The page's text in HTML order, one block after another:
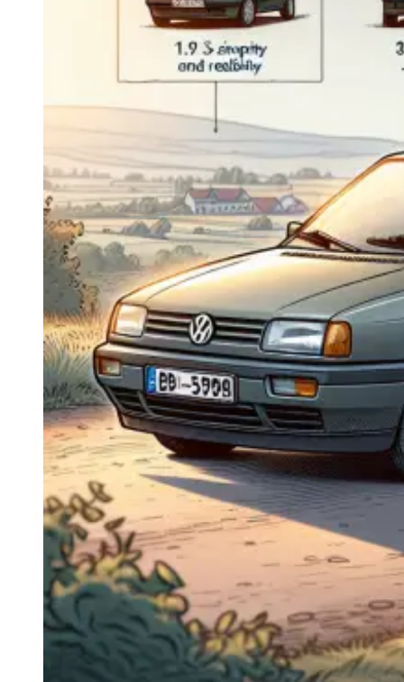
Navigatie Audi A3 8p
Navigatie Audi A4
Navigatie Audi A4 B6
Navigatie Audi A4 B7
Navigatie Audi A4 B8
Navigatie Audi A6 C6
Navigatie Audi A6 C7
Navigatie Audi Q5
Ford
Navigație Ford Fiesta
Navigație Ford Focus 1
Navigație Ford Focus 2
Navigație Ford Focus MK3
Navigație Ford Mondeo MK3
Navigație Ford Mondeo MK4
Navigație Ford Transit
Mercedes
Navigație Mercedes C Class W203
Navigație Mercedes C Class W204
Navigație Mercedes W203
Navigație Mercedes W204
Navigație Mercedes W211
Navigație Mercedes Sprinter
Passat
Navigație Passat B5
Navigație Passat B5 5
Navigație Passat B6
Navigație Passat B7
Navigație Passat B8
Navigație Passat CC
Skoda
Navigație Skoda Fabia 1
Navigație Skoda Fabia 2
Navigație Skoda Octavia 1
Navigație Skoda Octavia 2
Navigație Skoda Octavia 3
Navigație Skoda Rapid
Navigație Skoda Superb 1
Navigație Skoda Superb 2
Navigație Toyota Avensis T25